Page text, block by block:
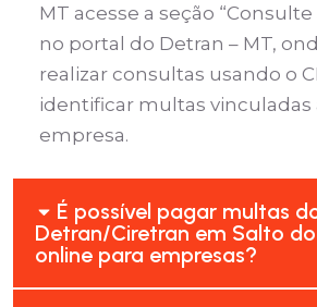
MT acesse a seção
no portal do Detran – MT,
realizar consultas usando o
identificar multas vinculadas
empresa.
É possível pagar multas
Detran/Ciretran em Salto
online para empresas?